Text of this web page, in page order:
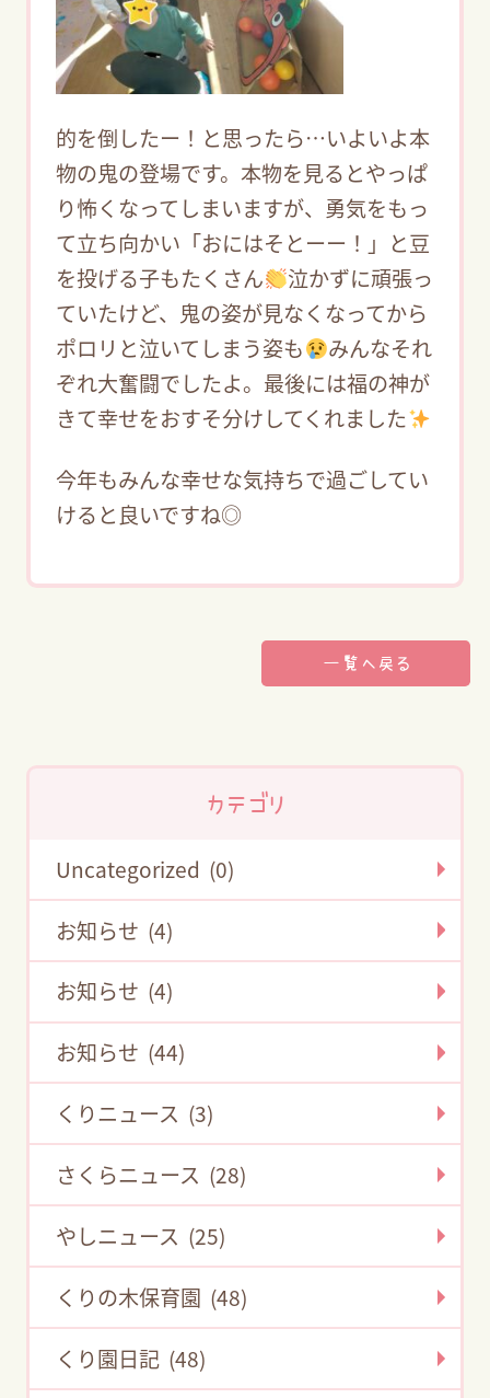
的を倒したー！と思ったら…いよいよ本
物の鬼の登場です。本物を見るとやっぱ
り怖くなってしまいますが、勇気をもっ
て立ち向かい「おにはそとーー！」と豆
を投げる子もたくさん
泣かずに頑張っ
ていたけど、鬼の姿が見なくなってから
ポロリと泣いてしまう姿も
みんなそれ
ぞれ大奮闘でしたよ。最後には福の神が
きて幸せをおすそ分けしてくれました
今年もみんな幸せな気持ちで過ごしてい
けると良いですね◎
一覧へ戻る
カテゴリ
Uncategorized (0)
お知らせ (4)
お知らせ (4)
お知らせ (44)
くりニュース (3)
さくらニュース (28)
やしニュース (25)
くりの木保育園 (48)
くり園日記 (48)